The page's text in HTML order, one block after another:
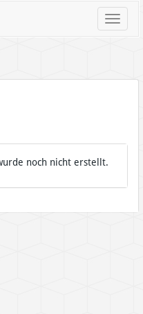
Toggle
noch nicht erstellt.